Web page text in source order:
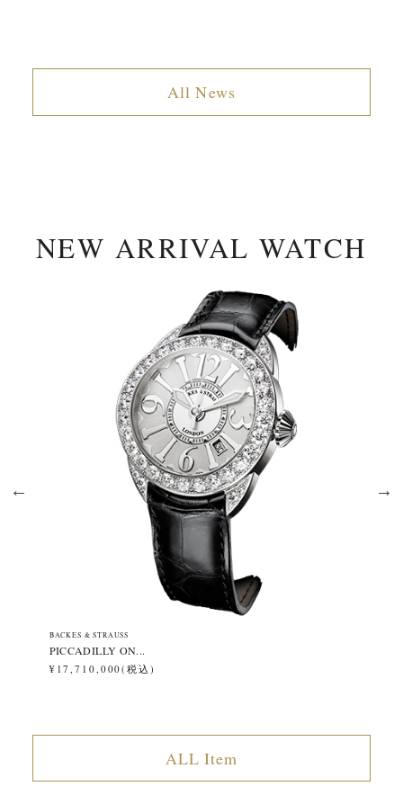
All News
NEW ARRIVAL WATCH
BACKES & STRAUSS
PICCADILLY ON...
¥17,710,000(税込)
ALL Item